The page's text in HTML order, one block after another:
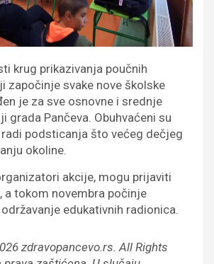
krug prikazivanja poučnih
započinje svake nove školske
je za sve osnovne i srednje
grada Pančeva. Obuhvaćeni su
podsticanja što većeg dečjeg
okoline.
akcije, mogu prijaviti
a tokom novembra počinje
edukativnih radionica.
zdravopancevo.rs. All Rights